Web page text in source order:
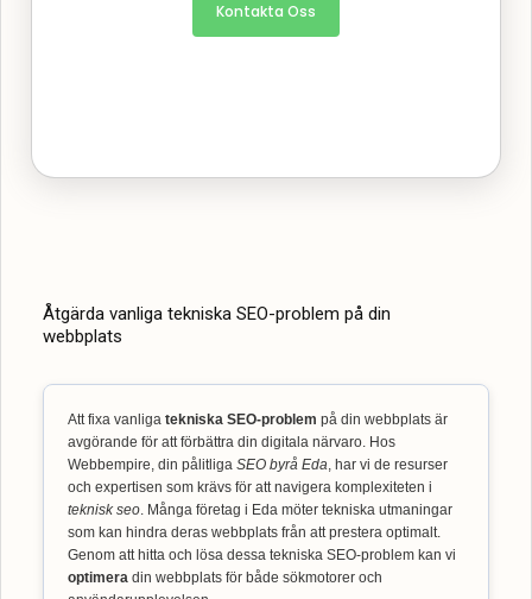
Kontakta Oss
Åtgärda vanliga tekniska SEO-problem på din
webbplats
Att fixa vanliga tekniska SEO-problem på din webbplats är
avgörande för att förbättra din digitala närvaro. Hos
Webbempire, din pålitliga SEO byrå Eda, har vi de resurser
och expertisen som krävs för att navigera komplexiteten i
teknisk seo. Många företag i Eda möter tekniska utmaningar
som kan hindra deras webbplats från att prestera optimalt.
Genom att hitta och lösa dessa tekniska SEO-problem kan vi
optimera din webbplats för både sökmotorer och